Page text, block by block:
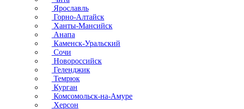
Ярославль
Горно-Алтайск
Ханты-Мансийск
Анапа
Каменск-Уральский
Сочи
Новороссийск
Геленджик
Темрюк
Курган
Комсомольск-на-Амуре
Херсон